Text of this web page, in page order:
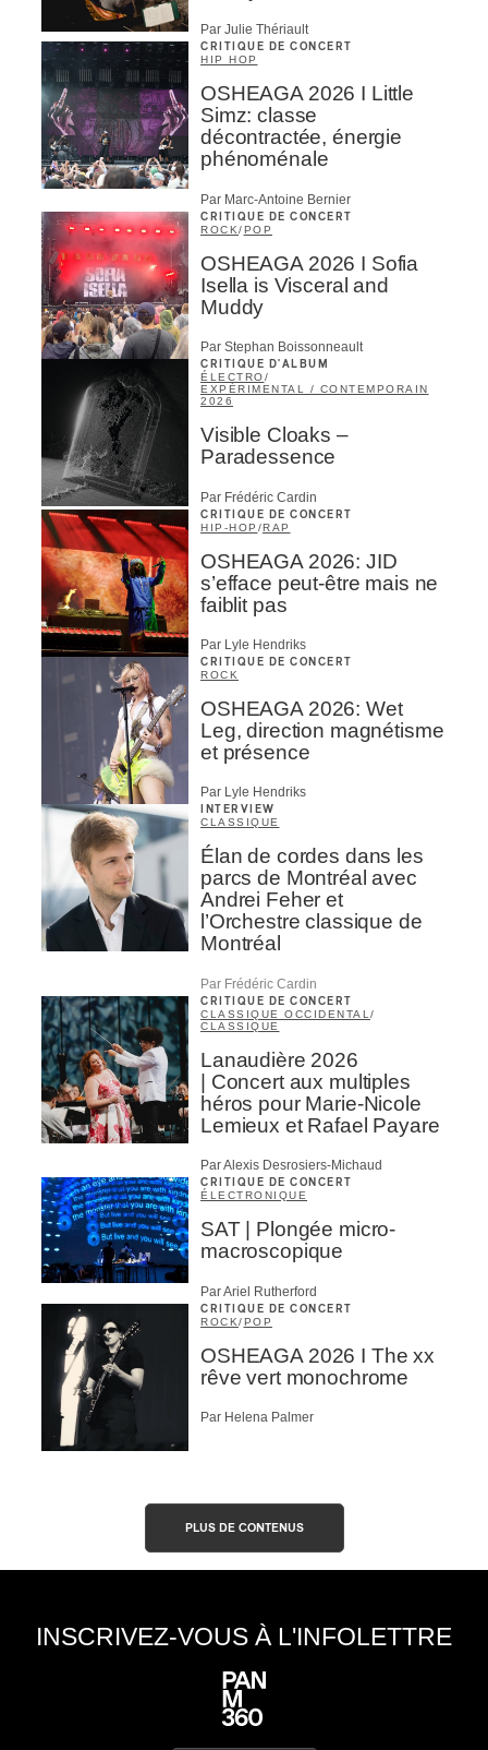
Par Julie Thériault
CRITIQUE DE CONCERT
HIP HOP
OSHEAGA 2026 I Little
Simz: classe
décontractée, énergie
phénoménale
Par Marc-Antoine Bernier
CRITIQUE DE CONCERT
ROCK/POP
OSHEAGA 2026 I Sofia
Isella is Visceral and
Muddy
Par Stephan Boissonneault
CRITIQUE D'ALBUM
ÉLECTRO/
EXPÉRIMENTAL / CONTEMPORAIN
2026
Visible Cloaks –
Paradessence
Par Frédéric Cardin
CRITIQUE DE CONCERT
HIP-HOP /RAP
OSHEAGA 2026: JID
s’efface peut-être mais ne
faiblit pas
Par Lyle Hendriks
CRITIQUE DE CONCERT
ROCK
OSHEAGA 2026: Wet
Leg, direction magnétisme
et présence
Par Lyle Hendriks
INTERVIEW
CLASSIQUE
Élan de cordes dans les
parcs de Montréal avec
Andrei Feher et
l’Orchestre classique de
Montréal
Par Frédéric Cardin
CRITIQUE DE CONCERT
CLASSIQUE OCCIDENTAL /
CLASSIQUE
Lanaudière 2026
| Concert aux multiples
héros pour Marie-Nicole
Lemieux et Rafael Payare
Par Alexis Desrosiers-Michaud
CRITIQUE DE CONCERT
ÉLECTRONIQUE
SAT | Plongée micro-
macroscopique
Par Ariel Rutherford
CRITIQUE DE CONCERT
ROCK/POP
OSHEAGA 2026 I The xx
rêve vert monochrome
Par Helena Palmer
PLUS DE CONTENUS
INSCRIVEZ-VOUS À L'INFOLETTRE